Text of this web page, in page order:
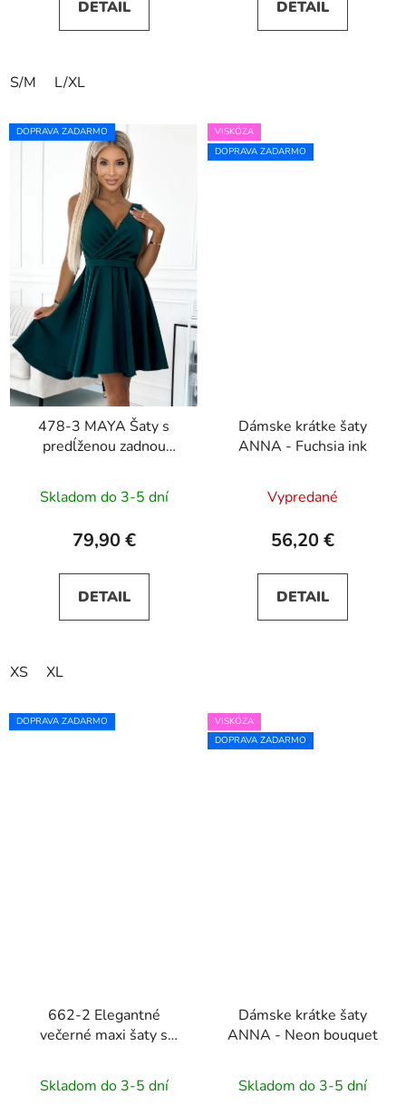
DETAIL
S/M L/XL
DETAIL
DOPRAVA ZADARMO
478-3 MAYA Šaty s
predĺženou zadnou
opaskom - zelené
Skladom do 3-5 dní
79,90 €
DETAIL
XS XL
VISKÓZA
DOPRAVA ZADARMO
Dámske krátke šaty
ANNA - Fuchsia ink
Vypredané
56,20 €
DETAIL
DOPRAVA ZADARMO
662-2 Elegantné
večerné maxi šaty s
- čierne
Skladom do 3-5 dní
VISKÓZA
DOPRAVA ZADARMO
Dámske krátke šaty
ANNA - Neon bouquet
Skladom do 3-5 dní